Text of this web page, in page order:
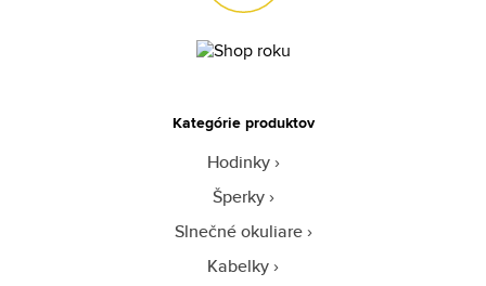
Kategórie produktov
Hodinky
Šperky
Slnečné okuliare
Kabelky